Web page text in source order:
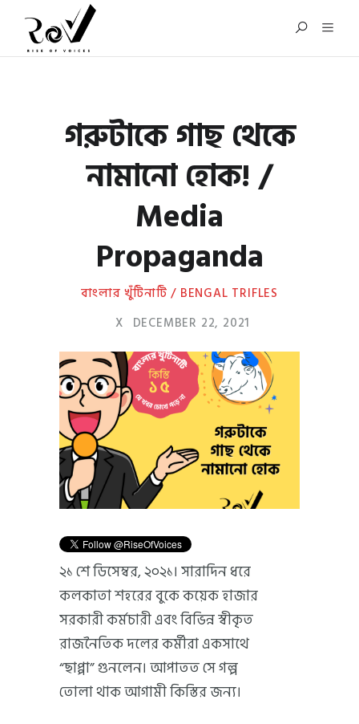
গরুটাকে গাছ থেকে
নামানো হোক! /
Media
Propaganda
বাংলার খুঁটিনাটি / BENGAL TRIFLES
X DECEMBER 22, 2021
২১ শে ডিসেম্বর, ২০২১। সারাদিন ধরে
কলকাতা শহরের বুকে কয়েক হাজার
সরকারী কর্মচারী এবং বিভিন্ন স্বীকৃত
রাজনৈতিক দলের কর্মীরা একসাথে
“ছাপ্পা” গুনলেন। আপাতত সে গল্প
তোলা থাক আগামী কিস্তির জন্য।